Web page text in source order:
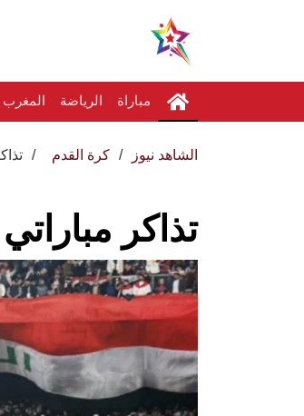
مباراة الرياضة المغرب
الشاهد نيوز كرة القدم
تذاكر